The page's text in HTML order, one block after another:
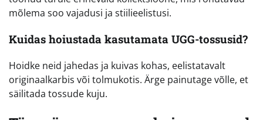
mõlema soo vajadusi ja stiilieelistusi.
Kuidas hoiustada kasutamata UGG-tossusid?
Hoidke neid jahedas ja kuivas kohas, eelistatavalt
originaalkarbis või tolmukotis. Ärge painutage võlle, et
säilitada tossude kuju.